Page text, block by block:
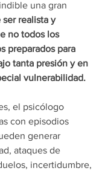
una gran
ser realista y
no todos los
preparados para
tanta presión y en
vulnerabilidad.
el psicólogo
con episodios
generar
ataques de
incertidumbre,